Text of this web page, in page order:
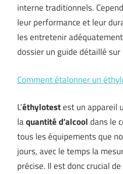
interne traditionnels.
leur performance et leur
les entretenir
dossier un guide détaillé
Comment étalonner un
L’éthylotestest un appareil
laquantité d’alcooldans le
tous les équipements que
jours, avec le temps la
précise. Il est donc crucial